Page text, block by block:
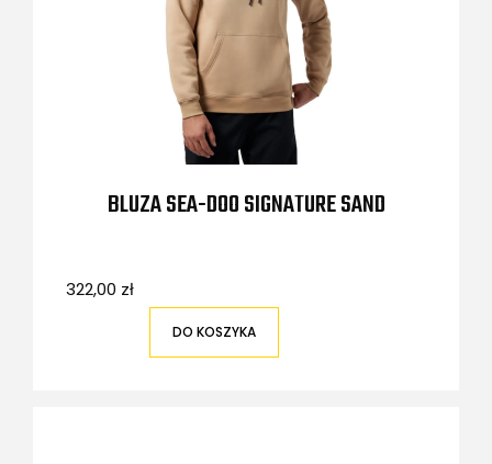
BLUZA SEA-DOO SIGNATURE SAND
322,00 zł
DO KOSZYKA